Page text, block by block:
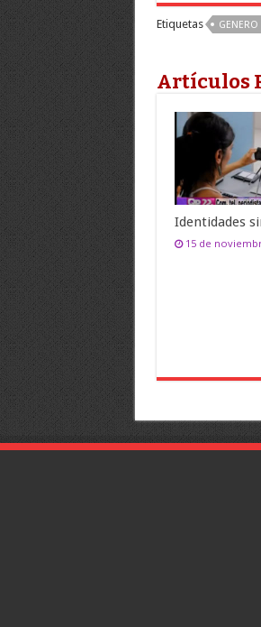
Etiquetas GENERO
Artículos
Identidades
15 de